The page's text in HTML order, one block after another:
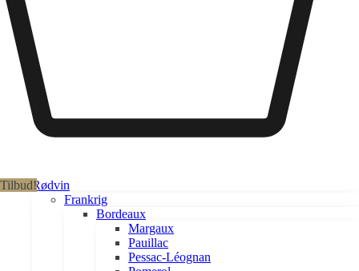
Rødvin
Frankrig
Bordeaux
Margaux
Pauillac
Pessac-Léognan
Tilbud!